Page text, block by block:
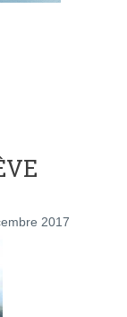
2017